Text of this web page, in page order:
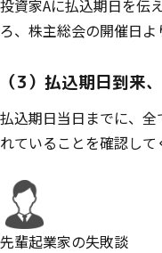
投資家Aに払込期日を伝
ろ、株主総会の開催日よ
（3）払込期日到来
払込期日当日までに、
れていることを確認して
先輩起業家の失敗談